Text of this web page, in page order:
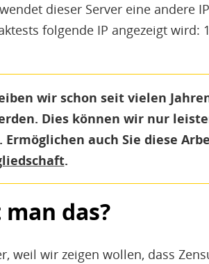
dieser Server eine andere
folgende IP angezeigt wird:
wir schon seit vielen
Dies können wir nur
auch Sie diese
.
das?
weil wir zeigen wollen, dass